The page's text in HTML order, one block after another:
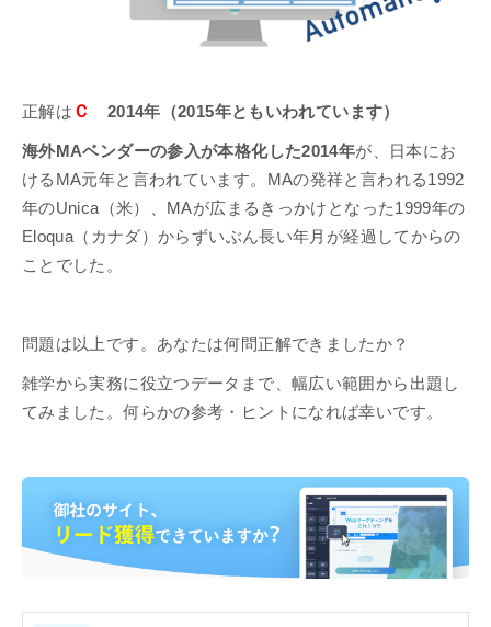
正解は Ｃ 2014年（2015年ともいわれています）
海外MAベンダーの参入が本格化した2014年が、日本にお
けるMA元年と言われています。MAの発祥と言われる1992
年のUnica（米）、MAが広まるきっかけとなった1999年の
Eloqua（カナダ）からずいぶん長い年月が経過してからの
ことでした。
問題は以上です。あなたは何問正解できましたか？
雑学から実務に役立つデータまで、幅広い範囲から出題し
てみました。何らかの参考・ヒントになれば幸いです。